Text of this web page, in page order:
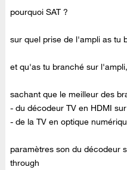
pourquoi SAT ?
sur quel prise de l'ampli as tu
et qu'as tu branché sur
sachant que le meilleur des
- du décodeur TV en HDMI
- de la TV en optique
paramètres son du décodeur
through